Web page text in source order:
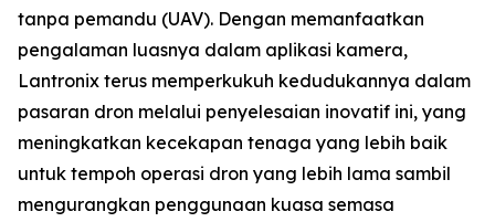
tanpa pemandu (UAV). Dengan memanfaatkan
pengalaman luasnya dalam aplikasi kamera,
Lantronix terus memperkukuh kedudukannya dalam
pasaran dron melalui penyelesaian inovatif ini, yang
meningkatkan kecekapan tenaga yang lebih baik
untuk tempoh operasi dron yang lebih lama sambil
mengurangkan penggunaan kuasa semasa